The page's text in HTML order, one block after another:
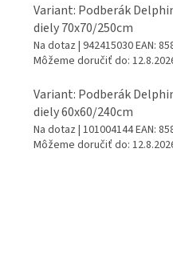
Variant: Podberák
diely 70x70/250cm
Na dotaz | 942415030EAN:
Môžeme doručiť do:
Variant: Podberák
diely 60x60/240cm
Na dotaz | 101004144EAN:
Môžeme doručiť do: